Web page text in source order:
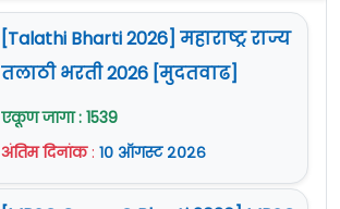
[Talathi Bharti 2026] महाराष्ट्र राज्य
तलाठी भरती 2026 [मुदतवाढ]
एकूण जागा : 1539
अंतिम दिनांक: १० ऑगस्ट २०२६